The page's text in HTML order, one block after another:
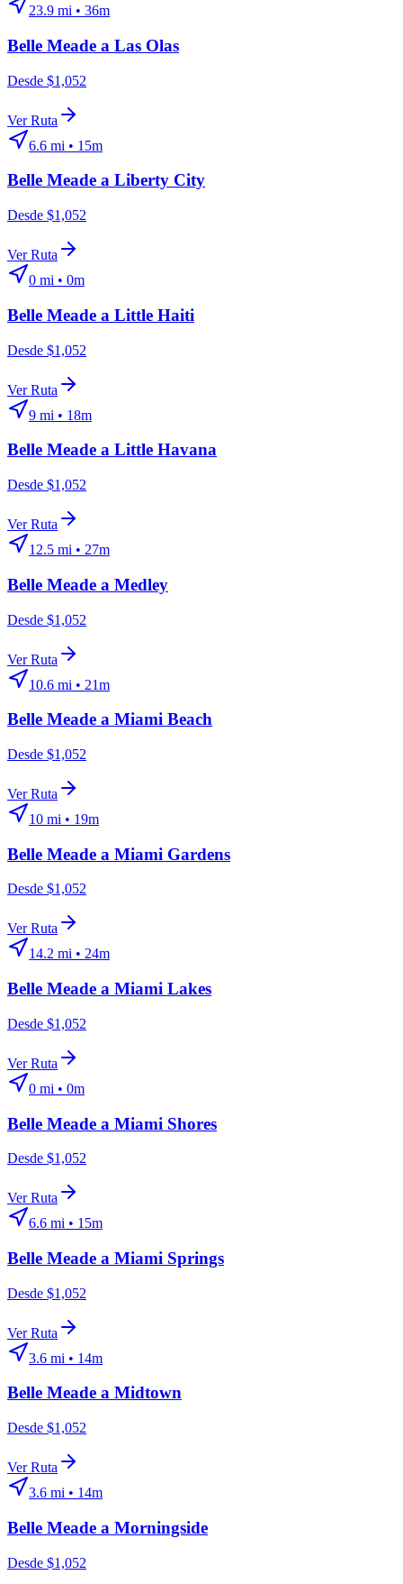
23.9 mi • 36m
Belle Meade a Las Olas
Desde $1,052
Ver Ruta
6.6 mi • 15m
Belle Meade a Liberty City
Desde $1,052
Ver Ruta
0 mi • 0m
Belle Meade a Little Haiti
Desde $1,052
Ver Ruta
9 mi • 18m
Belle Meade a Little Havana
Desde $1,052
Ver Ruta
12.5 mi • 27m
Belle Meade a Medley
Desde $1,052
Ver Ruta
10.6 mi • 21m
Belle Meade a Miami Beach
Desde $1,052
Ver Ruta
10 mi • 19m
Belle Meade a Miami Gardens
Desde $1,052
Ver Ruta
14.2 mi • 24m
Belle Meade a Miami Lakes
Desde $1,052
Ver Ruta
0 mi • 0m
Belle Meade a Miami Shores
Desde $1,052
Ver Ruta
6.6 mi • 15m
Belle Meade a Miami Springs
Desde $1,052
Ver Ruta
3.6 mi • 14m
Belle Meade a Midtown
Desde $1,052
Ver Ruta
3.6 mi • 14m
Belle Meade a Morningside
Desde $1,052